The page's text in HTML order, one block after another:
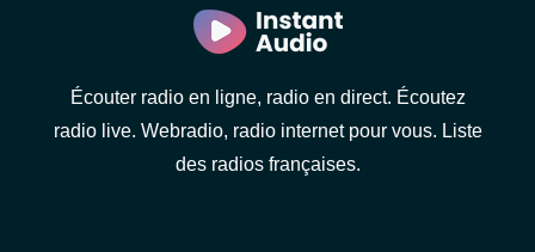
Écouter radio en ligne, radio en direct. Écoutez
radio live. Webradio, radio internet pour vous. Liste
des radios françaises.